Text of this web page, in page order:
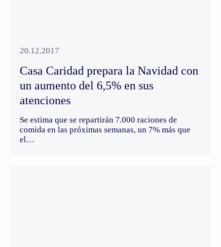
20.12.2017
Casa Caridad prepara la Navidad con
un aumento del 6,5% en sus
atenciones
Se estima que se repartirán 7.000 raciones de
comida en las próximas semanas, un 7% más que
el…